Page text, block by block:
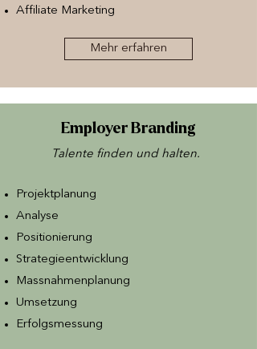
Affiliate Marketing
Mehr erfahren
Employer Branding
Talente finden und halten.
Projektplanung
Analyse
Positionierung
Strategieentwicklung
Massnahmenplanung
Umsetzung
Erfolgsmessung